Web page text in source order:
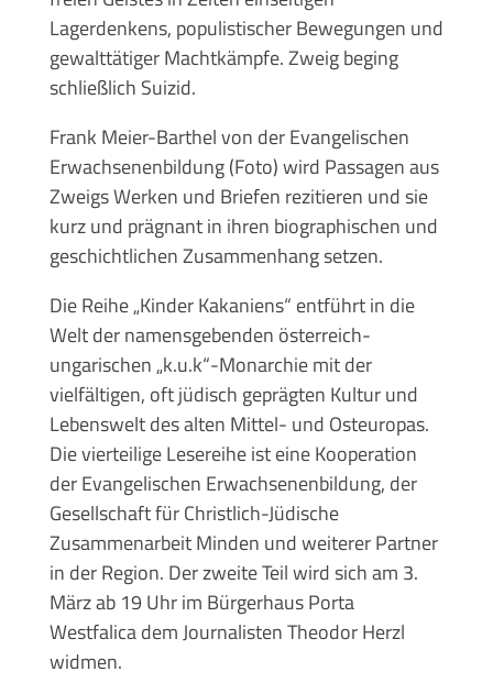
Lagerdenkens, populistischer Bewegungen und
gewalttätiger Machtkämpfe. Zweig beging
schließlich Suizid.
Frank Meier-Barthel von der Evangelischen
Erwachsenenbildung (Foto) wird Passagen aus
Zweigs Werken und Briefen rezitieren und sie
kurz und prägnant in ihren biographischen und
geschichtlichen Zusammenhang setzen.
Die Reihe „Kinder Kakaniens“ entführt in die
Welt der namensgebenden österreich-
ungarischen „k.u.k“-Monarchie mit der
vielfältigen, oft jüdisch geprägten Kultur und
Lebenswelt des alten Mittel- und Osteuropas.
Die vierteilige Lesereihe ist eine Kooperation
der Evangelischen Erwachsenenbildung, der
Gesellschaft für Christlich-Jüdische
Zusammenarbeit Minden und weiterer Partner
in der Region. Der zweite Teil wird sich am 3.
März ab 19 Uhr im Bürgerhaus Porta
Westfalica dem Journalisten Theodor Herzl
widmen.